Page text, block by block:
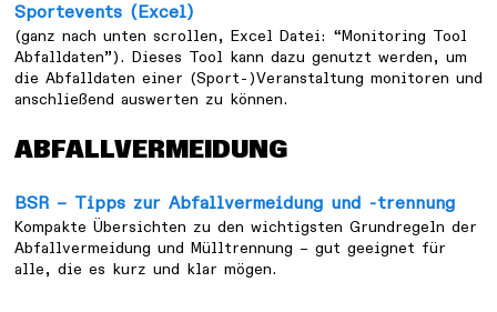
Sportevents (Excel)
(ganz nach unten scrollen, Excel Datei: “Monitoring Tool
Abfalldaten”). Dieses Tool kann dazu genutzt werden, um
die Abfalldaten einer (Sport-)Veranstaltung monitoren und
anschließend auswerten zu können.
ABFALLVERMEIDUNG
BSR – Tipps zur Abfallvermeidung und -trennung
Kompakte Übersichten zu den wichtigsten Grundregeln der
Abfallvermeidung und Mülltrennung – gut geeignet für
alle, die es kurz und klar mögen.